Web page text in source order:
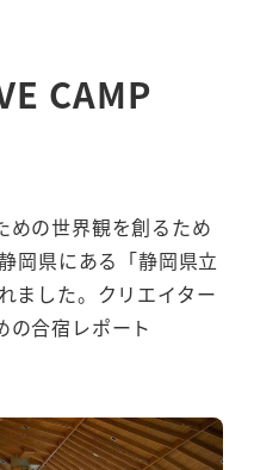
CAMP
めの世界観を創るため
岡県にある「静岡県立
ました。クリエイター
の合宿レポート